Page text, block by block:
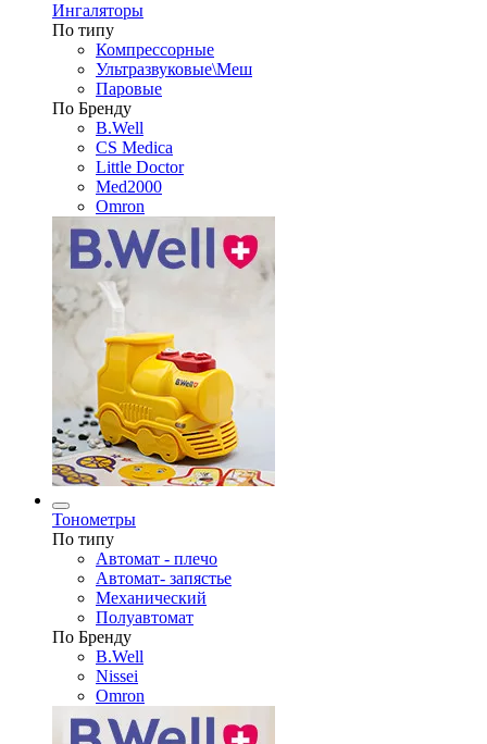
Ингаляторы
По типу
Компрессорные
Ультразвуковые\Меш
Паровые
По Бренду
B.Well
CS Medica
Little Doctor
Med2000
Omron
Тонометры
По типу
Автомат - плечо
Автомат- запястье
Механический
Полуавтомат
По Бренду
B.Well
Nissei
Omron